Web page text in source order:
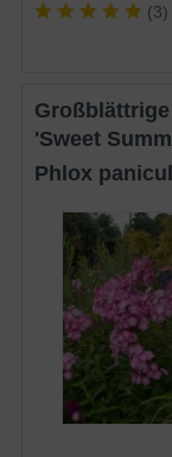
(3)
Großblättrige Flammenblume
'Sweet
Phlox